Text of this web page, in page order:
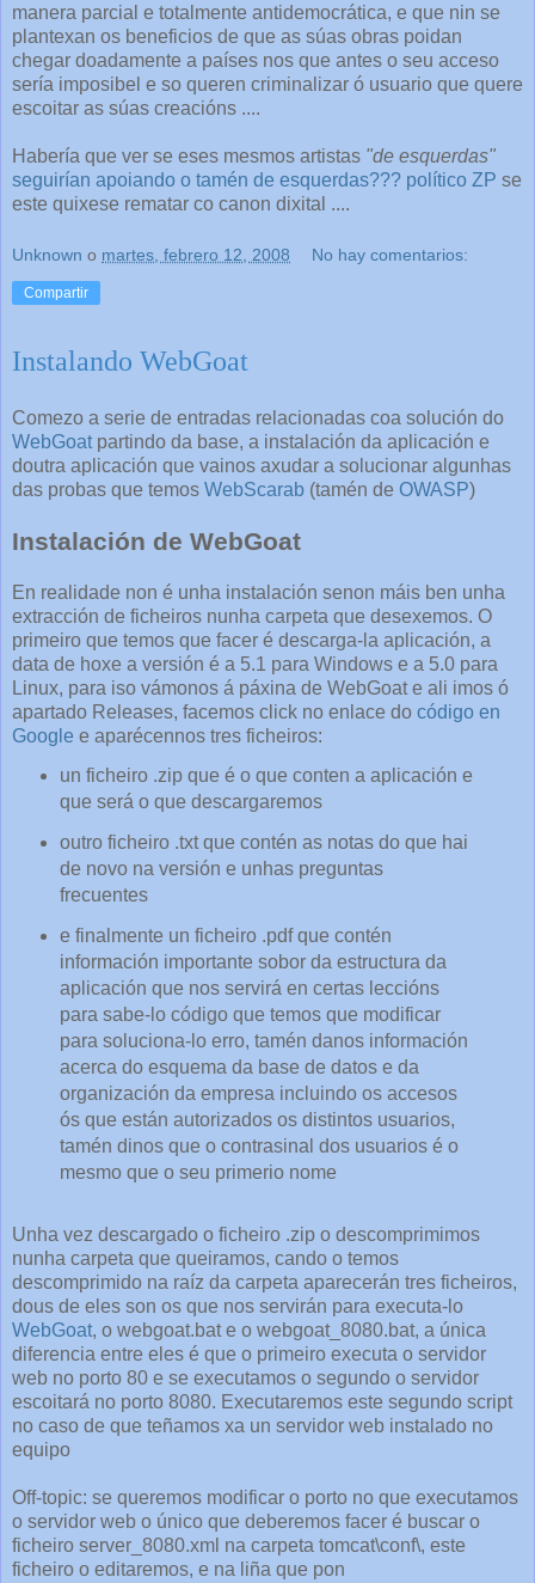
manera parcial e totalmente antidemocrática, e que nin se
plantexan os beneficios de que as súas obras poidan
chegar doadamente a países nos que antes o seu acceso
sería imposibel e so queren criminalizar ó usuario que quere
escoitar as súas creacións ....
Habería que ver se eses mesmos artistas "de esquerdas"
seguirían apoiando o tamén de esquerdas??? político ZP se
este quixese rematar co canon dixital ....
Unknown o martes, febrero 12, 2008 No hay comentarios:
Compartir
Instalando WebGoat
Comezo a serie de entradas relacionadas coa solución do
WebGoat partindo da base, a instalación da aplicación e
doutra aplicación que vainos axudar a solucionar algunhas
das probas que temos WebScarab (tamén de OWASP)
Instalación de WebGoat
En realidade non é unha instalación senon máis ben unha
extracción de ficheiros nunha carpeta que desexemos. O
primeiro que temos que facer é descarga-la aplicación, a
data de hoxe a versión é a 5.1 para Windows e a 5.0 para
Linux, para iso vámonos á páxina de WebGoat e ali imos ó
apartado Releases, facemos click no enlace do código en
Google e aparécennos tres ficheiros:
un ficheiro .zip que é o que conten a aplicación e
que será o que descargaremos
outro ficheiro .txt que contén as notas do que hai
de novo na versión e unhas preguntas
frecuentes
e finalmente un ficheiro .pdf que contén
información importante sobor da estructura da
aplicación que nos servirá en certas leccións
para sabe-lo código que temos que modificar
para soluciona-lo erro, tamén danos información
acerca do esquema da base de datos e da
organización da empresa incluindo os accesos
ós que están autorizados os distintos usuarios,
tamén dinos que o contrasinal dos usuarios é o
mesmo que o seu primerio nome
Unha vez descargado o ficheiro .zip o descomprimimos
nunha carpeta que queiramos, cando o temos
descomprimido na raíz da carpeta aparecerán tres ficheiros,
dous de eles son os que nos servirán para executa-lo
WebGoat, o webgoat.bat e o webgoat_8080.bat, a única
diferencia entre eles é que o primeiro executa o servidor
web no porto 80 e se executamos o segundo o servidor
escoitará no porto 8080. Executaremos este segundo script
no caso de que teñamos xa un servidor web instalado no
equipo
Off-topic: se queremos modificar o porto no que executamos
o servidor web o único que deberemos facer é buscar o
ficheiro server_8080.xml na carpeta tomcat\conf\, este
ficheiro o editaremos, e na liña que pon